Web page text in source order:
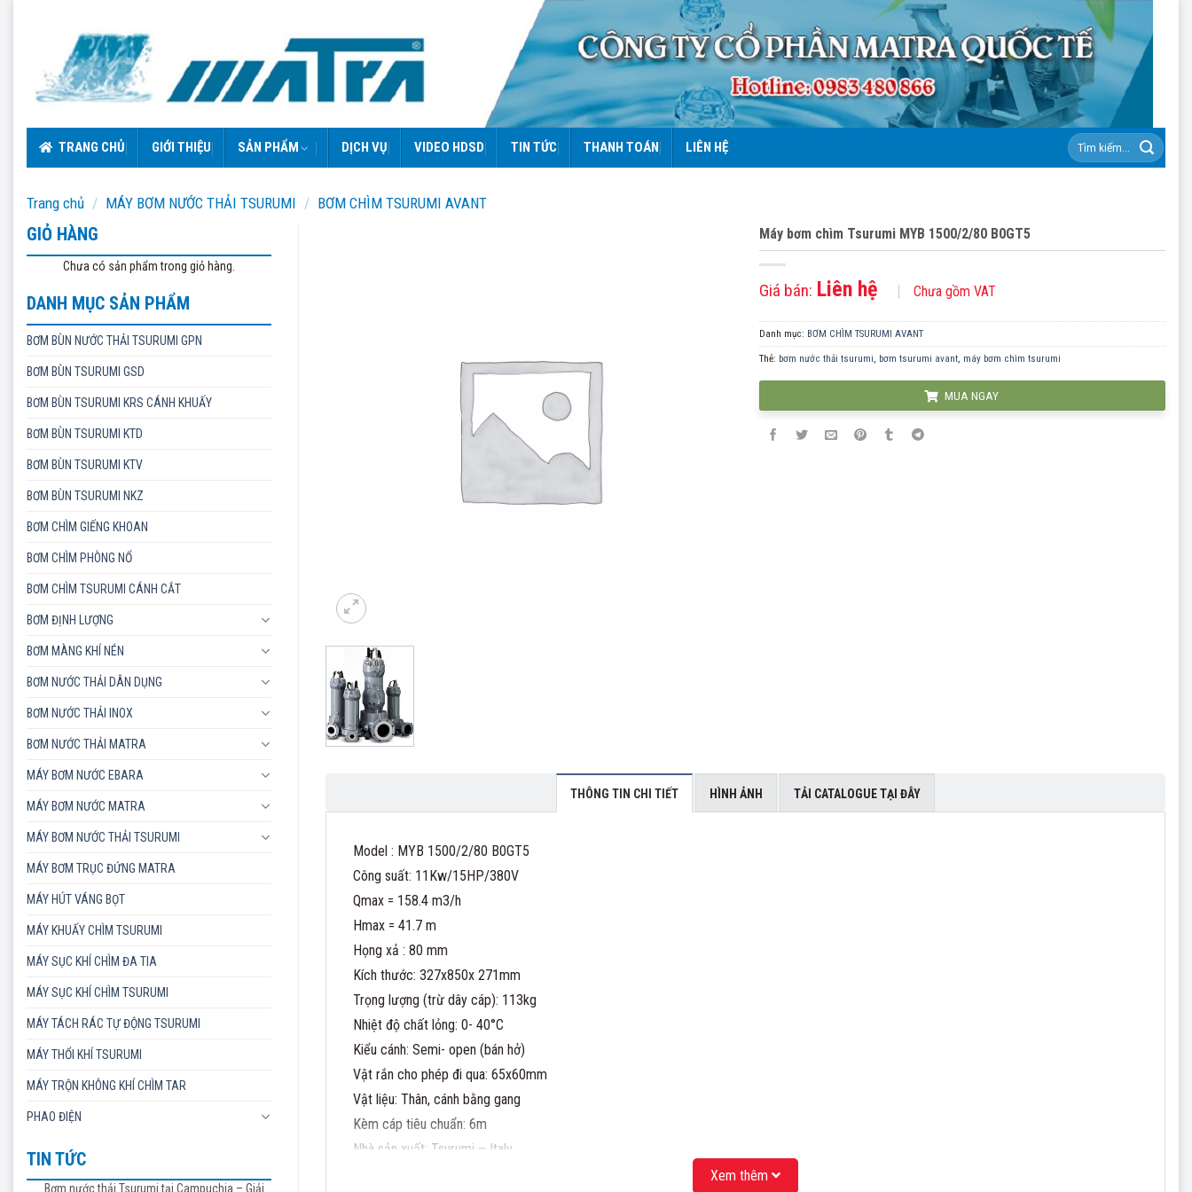
TRANG CHỦ GIỚI THIỆU SẢN PHẨM DỊCH VỤ VIDEO HDSD TIN TỨC THANH TOÁN LIÊN HỆ
Tìm
kiếm:
Trang chủ / MÁY BƠM NƯỚC THẢI TSURUMI / BƠM CHÌM TSURUMI AVANT
GIỎ HÀNG
Chưa có sản phẩm trong giỏ hàng.
DANH MỤC SẢN PHẨM
BƠM BÙN NƯỚC THẢI TSURUMI GPN
BƠM BÙN TSURUMI GSD
BƠM BÙN TSURUMI KRS CÁNH KHUẤY
BƠM BÙN TSURUMI KTD
BƠM BÙN TSURUMI KTV
BƠM BÙN TSURUMI NKZ
BƠM CHÌM GIẾNG KHOAN
BƠM CHÌM PHÒNG NỔ
BƠM CHÌM TSURUMI CÁNH CẮT
BƠM ĐỊNH LƯỢNG
BƠM MÀNG KHÍ NÉN
BƠM NƯỚC THẢI DÂN DỤNG
BƠM NƯỚC THẢI INOX
BƠM NƯỚC THẢI MATRA
MÁY BƠM NƯỚC EBARA
MÁY BƠM NƯỚC MATRA
MÁY BƠM NƯỚC THẢI TSURUMI
MÁY BƠM TRỤC ĐỨNG MATRA
MÁY HÚT VÁNG BỌT
MÁY KHUẤY CHÌM TSURUMI
MÁY SỤC KHÍ CHÌM ĐA TIA
MÁY SỤC KHÍ CHÌM TSURUMI
MÁY TÁCH RÁC TỰ ĐỘNG TSURUMI
MÁY THỔI KHÍ TSURUMI
MÁY TRỘN KHÔNG KHÍ CHÌM TAR
PHAO ĐIỆN
TIN TỨC
Bơm nước thải Tsurumi tại Campuchia – Giải
Máy bơm chìm Tsurumi MYB 1500/2/80 B0GT5
Giá bán: Liên hệ Chưa gồm VAT
Danh mục: BƠM CHÌM TSURUMI AVANT
Thẻ: bơm nước thải tsurumi, bơm tsurumi avant, máy bơm chìm tsurumi
MUA NGAY
THÔNG TIN CHI TIẾT HÌNH ẢNH TẢI CATALOGUE TẠI ĐÂY
Model : MYB 1500/2/80 B0GT5
Công suất: 11Kw/15HP/380V
Qmax = 158.4 m3/h
Hmax = 41.7 m
Họng xả : 80 mm
Kích thước: 327x850x 271mm
Trọng lượng (trừ dây cáp): 113kg
Nhiệt độ chất lỏng: 0- 40°C
Kiểu cánh: Semi- open (bán hở)
Vật rắn cho phép đi qua: 65x60mm
Vật liệu: Thân, cánh bằng gang
Kèm cáp tiêu chuẩn: 6m
Nhà sản xuất: Tsurumi – Italy
Xem thêm